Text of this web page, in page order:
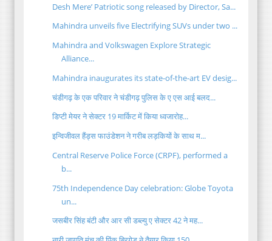
Desh Mere’ Patriotic song released by Director, Sa...
Mahindra unveils five Electrifying SUVs under two ...
Mahindra and Volkswagen Explore Strategic
Alliance...
Mahindra inaugurates its state-of-the-art EV desig...
चंडीगढ़ के एक परिवार ने चंडीगढ़ पुलिस के ए एस आई बलद...
डिप्टी मेयर ने सेक्टर 19 मार्किट में किया ध्वजारोह...
इन्विजीवल हैंड्स फाउंडेशन ने गरीब लड़कियों के साथ म...
Central Reserve Police Force (CRPF), performed a
b...
75th Independence Day celebration: Globe Toyota
un...
जसबीर सिंह बंटी और आर सी डब्ल्यु ए सेक्टर 42 ने मह...